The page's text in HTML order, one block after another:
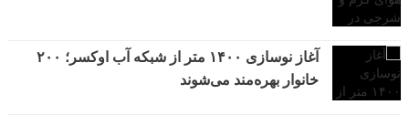
آغاز نوسازی ۱۴۰۰ متر از شبکه آب اوکسر؛ ۲۰۰
خانوار بهره‌مند می‌شوند